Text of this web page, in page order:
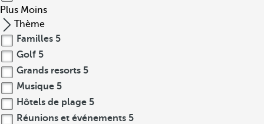
Plus Moins
Thème
Familles 5
Golf 5
Grands resorts 5
Musique 5
Hôtels de plage 5
Réunions et événements 5